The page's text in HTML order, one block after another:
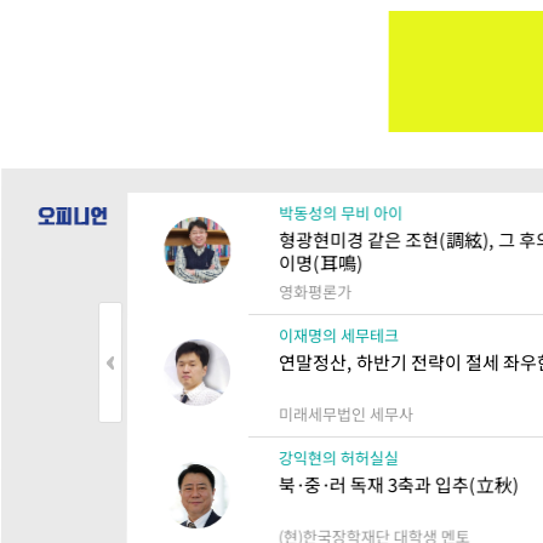
박동성의 무비 아이
형광현미경 같은 조현(調絃), 그 후
이명(耳鳴)
영화평론가
이재명의 세무테크
연말정산, 하반기 전략이 절세 좌우
미래세무법인 세무사
강익현의 허허실실
북·중·러 독재 3축과 입추(立秋)
(현)한국장학재단 대학생 멘토